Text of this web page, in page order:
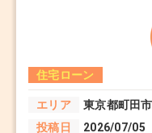
今回の内容をベー
をもう一度整理し
そこがクリアにな
ずです。
にすると安心感はあ
るのではとも思って
分からないですが、
住宅ローン
エリア
東京都町田市
投稿日
2026/07/05